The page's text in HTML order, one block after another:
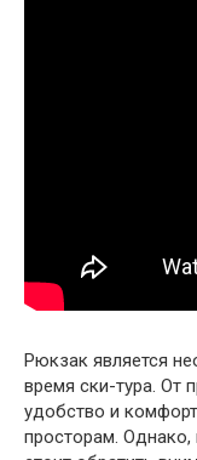
Рюкзак является
время ски-тура. От
удобство и
просторам.